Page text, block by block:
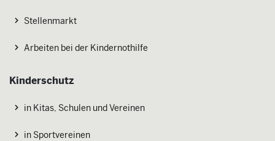
Stellenmarkt
Arbeiten bei der Kindernothilfe
Kinderschutz
in Kitas, Schulen und Vereinen
in Sportvereinen